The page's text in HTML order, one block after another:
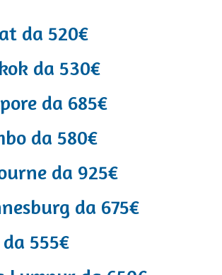
da 520€
da 530€
da 685€
da 580€
da 925€
da 675€
555€